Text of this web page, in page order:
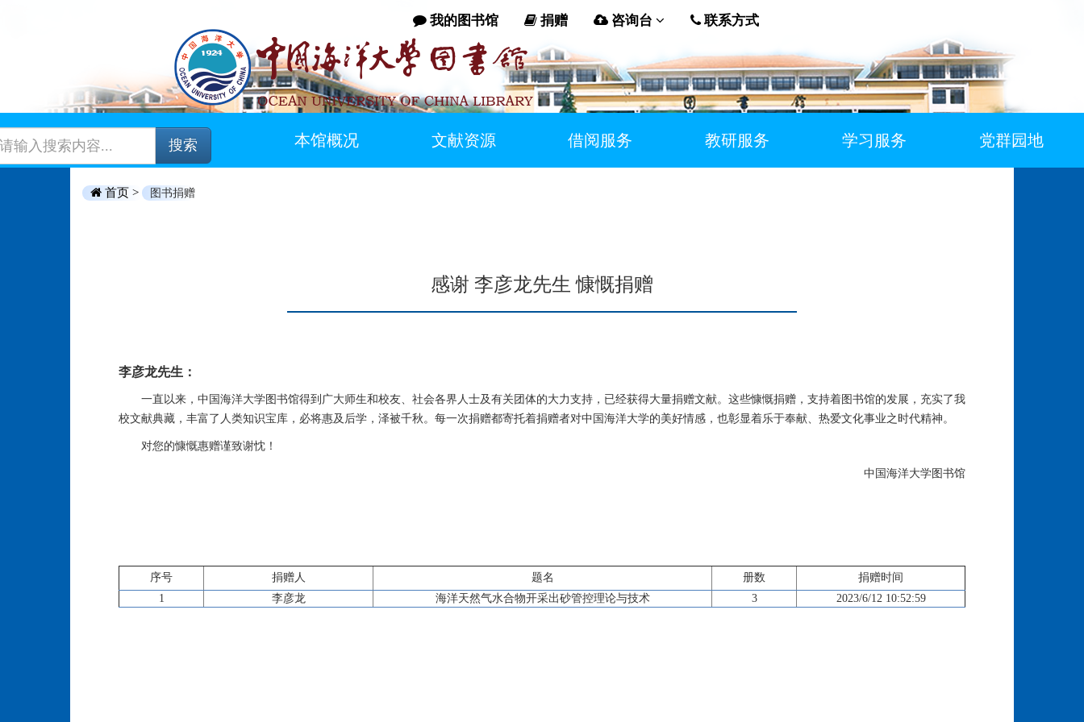
我的图书馆 捐赠 咨询台 联系方式
搜索 本馆概况 文献资源 借阅服务 教研服务 学习服务 党群园地
首页 > 图书捐赠
感谢 李彦龙先生 慷慨捐赠
李彦龙先生：
一直以来，中国海洋大学图书馆得到广大师生和校友、社会各界人士及有关团体的大力支持，已经获得大量捐赠文献。这些慷慨捐赠，支持着图书馆的发展，充实了我
校文献典藏，丰富了人类知识宝库，必将惠及后学，泽被千秋。每一次捐赠都寄托着捐赠者对中国海洋大学的美好情感，也彰显着乐于奉献、热爱文化事业之时代精神。
对您的慷慨惠赠谨致谢忱！
中国海洋大学图书馆
序号 捐赠人 题名 册数
捐赠时间
1
李彦龙 海洋天然气水合物开采出砂管控理论与技术 3 2023/6/12 10:52:59